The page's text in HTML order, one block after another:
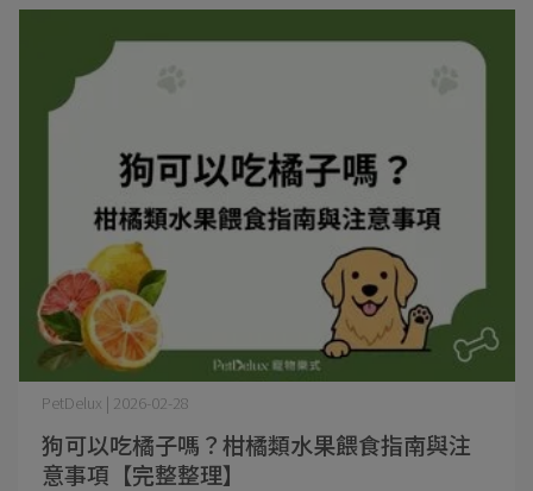
狗可以吃橘子嗎？柑橘類水果餵食指南與注
意事項【完整整理】
PetDelux | 2026-02-28